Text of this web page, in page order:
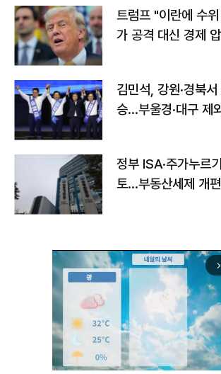
트럼프 "이란에 수
가 공격 대신 경제
김민석, 강원·경북
승…부울경·대구 제
정부 ISA·주가누르
토…부동산세제 개
arrow_forward_ios